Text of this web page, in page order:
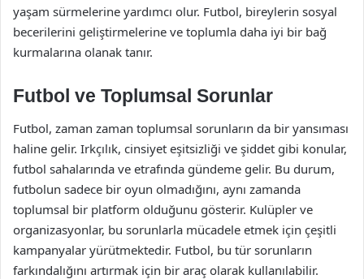
yaşam sürmelerine yardımcı olur. Futbol, bireylerin sosyal
becerilerini geliştirmelerine ve toplumla daha iyi bir bağ
kurmalarına olanak tanır.
Futbol ve Toplumsal Sorunlar
Futbol, zaman zaman toplumsal sorunların da bir yansıması
haline gelir. Irkçılık, cinsiyet eşitsizliği ve şiddet gibi konular,
futbol sahalarında ve etrafında gündeme gelir. Bu durum,
futbolun sadece bir oyun olmadığını, aynı zamanda
toplumsal bir platform olduğunu gösterir. Kulüpler ve
organizasyonlar, bu sorunlarla mücadele etmek için çeşitli
kampanyalar yürütmektedir. Futbol, bu tür sorunların
farkındalığını artırmak için bir araç olarak kullanılabilir.